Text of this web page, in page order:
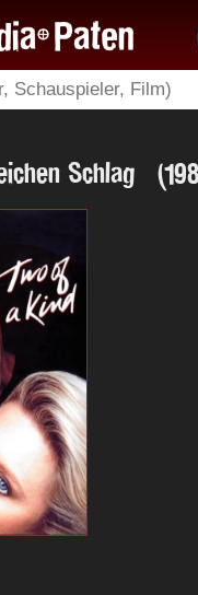
Schlag